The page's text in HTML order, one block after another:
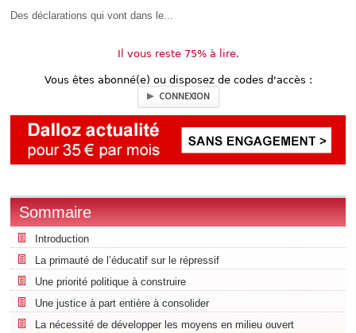
Des déclarations qui vont dans le...
Il vous reste 75% à lire.
Vous êtes abonné(e) ou disposez de codes d'accès :
CONNEXION
Sommaire
Introduction
La primauté de l’éducatif sur le répressif
Une priorité politique à construire
Une justice à part entière à consolider
La nécessité de développer les moyens en milieu ouvert